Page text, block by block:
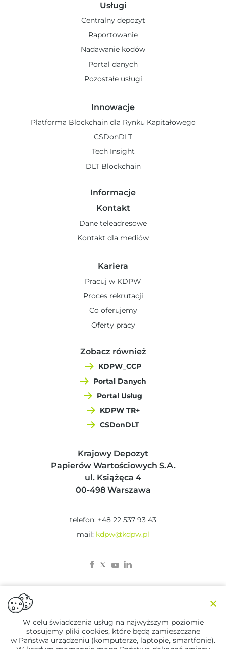
Usługi
Centralny depozyt
Raportowanie
Nadawanie kodów
Portal danych
Pozostałe usługi
Innowacje
Platforma Blockchain dla Rynku Kapitałowego
CSDonDLT
Tech Insight
DLT Blockchain
Informacje
Kontakt
Dane teleadresowe
Kontakt dla mediów
Kariera
Pracuj w KDPW
Proces rekrutacji
Co oferujemy
Oferty pracy
Zobacz również
KDPW_CCP
Portal Danych
Portal Usług
KDPW TR+
CSDonDLT
Krajowy Depozyt
Papierów Wartościowych S.A.
ul. Książęca 4
00-498 Warszawa
telefon: +48 22 537 93 43
mail: kdpw@kdpw.pl
© 2023 KDPW
Zastrzeżenia prawne
W celu świadczenia usług na najwyższym poziomie
stosujemy pliki cookies, które będą zamieszczane
w Państwa urządzeniu (komputerze, laptopie, smartfonie).
×